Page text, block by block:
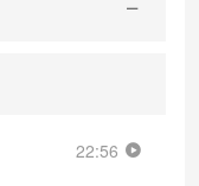
22:56